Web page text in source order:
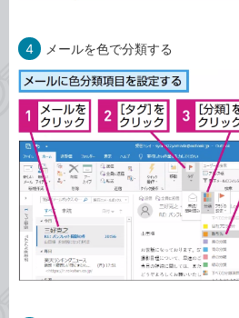
4 メールを色で分類する